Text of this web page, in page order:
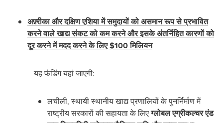
अफ़्रीका और दक्षिण एशिया में समुदायों को असमान रूप से प्रभावित
करने वाले खाद्य संकट को कम करने और इसके अंतर्निहित कारणों को
दूर करने में मदद करने के लिए$100मिलियन
यह फंडिंग यहां जाएगी:
लचीली, स्थायी स्थानीय खाद्य प्रणालियों के पुनर्निर्माण में
राष्ट्रीय सरकारों की सहायता के लिएग्‍लोबल एग्रीकल्‍चर एंड